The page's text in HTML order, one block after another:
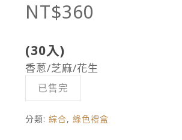
NT$360
(30入)
香蔥/芝麻/花生
已售完
分類: 綜合, 綠色禮盒